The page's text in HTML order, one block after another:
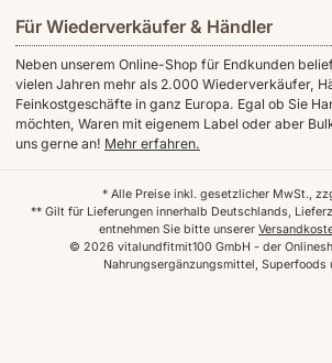
Für Wiederverkäufer & Händler
Neben unserem Online-Shop für Endkunden
vielen Jahren mehr als 2.000 Wiederverkäufer,
Feinkostgeschäfte in ganz Europa. Egal ob Sie
möchten, Waren mit eigenem Label oder aber
uns gerne an! Mehr erfahren.
© 2026 vitalundfitmit100 GmbH - der
Nahrungsergänzungsmittel, Superfoods
* Alle Preise inkl. gesetzlicher MwSt.,
** Gilt für Lieferungen innerhalb Deutschlands,
entnehmen Sie bitte unserer